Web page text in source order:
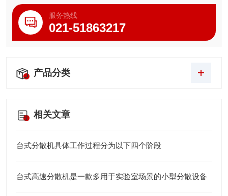
服务热线
021-51863217
产品分类
相关文章
台式分散机具体工作过程分为以下四个阶段
台式高速分散机是一款多用于实验室场景的小型分散设备